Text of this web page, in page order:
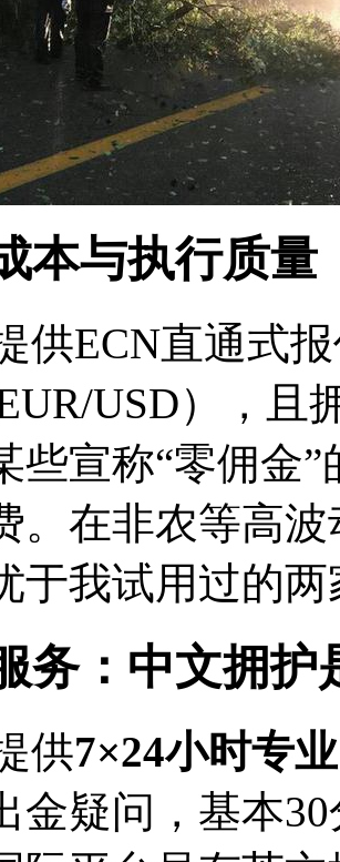
本与执行质量
供ECN直通式
USD），且
些宣称“零佣金
。在非农等高
于我试用过的
务：中文拥护
供7×24小时专
金疑问，基本